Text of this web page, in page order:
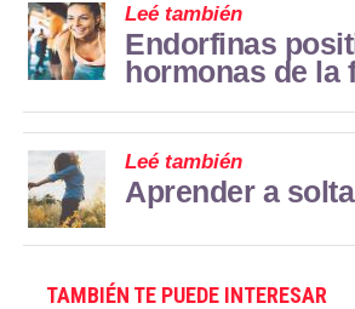
Leé también
Endorfinas
hormonas de la
Leé también
Aprender a
TAMBIÉN TE PUEDE INTERESAR